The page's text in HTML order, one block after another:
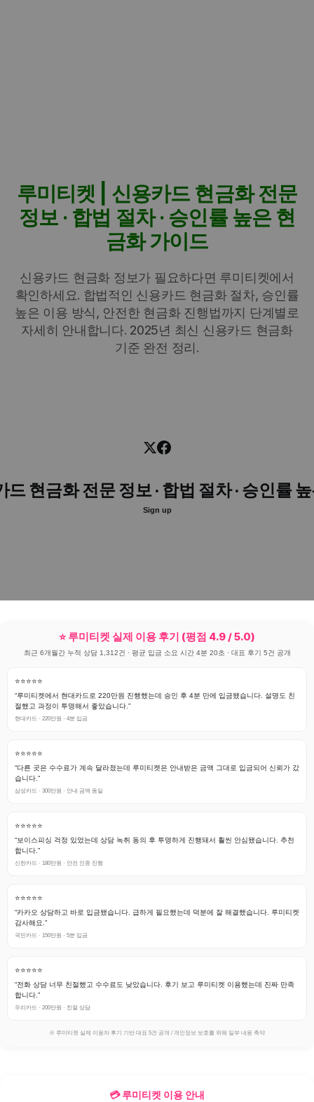
루미티켓 | 신용카드 현금화 전문
정보 · 합법 절차 · 승인률 높은 현
금화 가이드
신용카드 현금화 정보가 필요하다면 루미티켓에서
확인하세요. 합법적인 신용카드 현금화 절차, 승인률
높은 이용 방식, 안전한 현금화 진행법까지 단계별로
자세히 안내합니다. 2025년 최신 신용카드 현금화
기준 완전 정리.
현금화 전문 정보 · 합법 절차 · 승인률
Sign up
⭐ 루미티켓 실제 이용 후기 (평점 4.9 / 5.0)
최근 6개월간 누적 상담 1,312건 · 평균 입금 소요 시간 4분 20초 · 대표 후기 5건 공개
⭐⭐⭐⭐⭐
“루미티켓에서 현대카드로 220만원 진행했는데 승인 후 4분 만에 입금됐습니다. 설명도 친
절했고 과정이 투명해서 좋았습니다.”
현대카드 · 220만원 · 4분 입금
⭐⭐⭐⭐⭐
“다른 곳은 수수료가 계속 달라졌는데 루미티켓은 안내받은 금액 그대로 입금되어 신뢰가 갔
습니다.”
삼성카드 · 300만원 · 안내 금액 동일
⭐⭐⭐⭐⭐
“보이스피싱 걱정 있었는데 상담 녹취 동의 후 투명하게 진행돼서 훨씬 안심됐습니다. 추천
합니다.”
신한카드 · 180만원 · 안전 인증 진행
⭐⭐⭐⭐⭐
“카카오 상담하고 바로 입금됐습니다. 급하게 필요했는데 덕분에 잘 해결했습니다. 루미티켓
감사해요.”
국민카드 · 150만원 · 5분 입금
⭐⭐⭐⭐⭐
“전화 상담 너무 친절했고 수수료도 낮았습니다. 후기 보고 루미티켓 이용했는데 진짜 만족
합니다.”
우리카드 · 200만원 · 친절 상담
※ 루미티켓 실제 이용자 후기 기반 대표 5건 공개 / 개인정보 보호를 위해 일부 내용 축약
💳 루미티켓 이용 안내